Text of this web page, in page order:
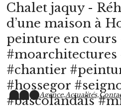
Chalet jaquy -
d’une maison à
peinture en
#chantier
#hossegor
#bascolandais
Agence,Actualités,